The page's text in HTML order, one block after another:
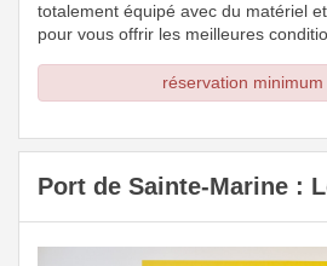
totalement équipé avec du matériel
pour vous offrir les meilleures
réservation minimum
Port de Sainte-Marine :